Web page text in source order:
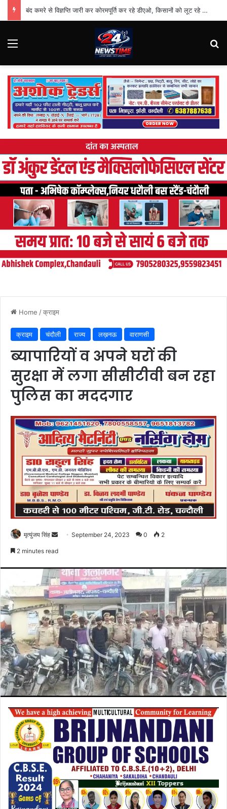
बंद कमरे से विज्ञप्ति जारी कर कोरमपूर्ति कर रहे डीएओ, किसानों को लूट रहे निजी दुकानदार
Menu
Home /क्राइम
क्राइम चंदौली राज्य लख़नऊ वाराणसी
ब्यापारियों व अपने घरों की
सुरक्षा में लगा सीसीटीवी बन रहा
पुलिस का मददगार
मृत्युंजय सिंह
SendSeptember 24, 2023 0 2
2 minutes read